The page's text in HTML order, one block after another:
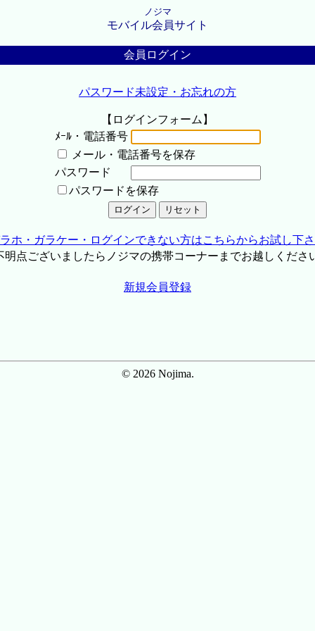
ノジマ
モバイル会員サイト
会員ログイン
パスワード未設定・お忘れの方
【ログインフォーム】
ﾒｰﾙ・電話番号
メール・電話番号を保存
パスワード
パスワードを保存
ホ・ガラケー・ログインできない方はこちらからお試し下
点ございましたらノジマの携帯コーナーまでお越しくださ
新規会員登録
© 2026 Nojima.